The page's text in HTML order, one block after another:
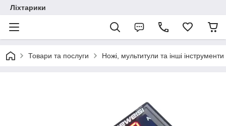
Ліхтарики
Товари та послуги Ножі, мультитули та інші інструменти